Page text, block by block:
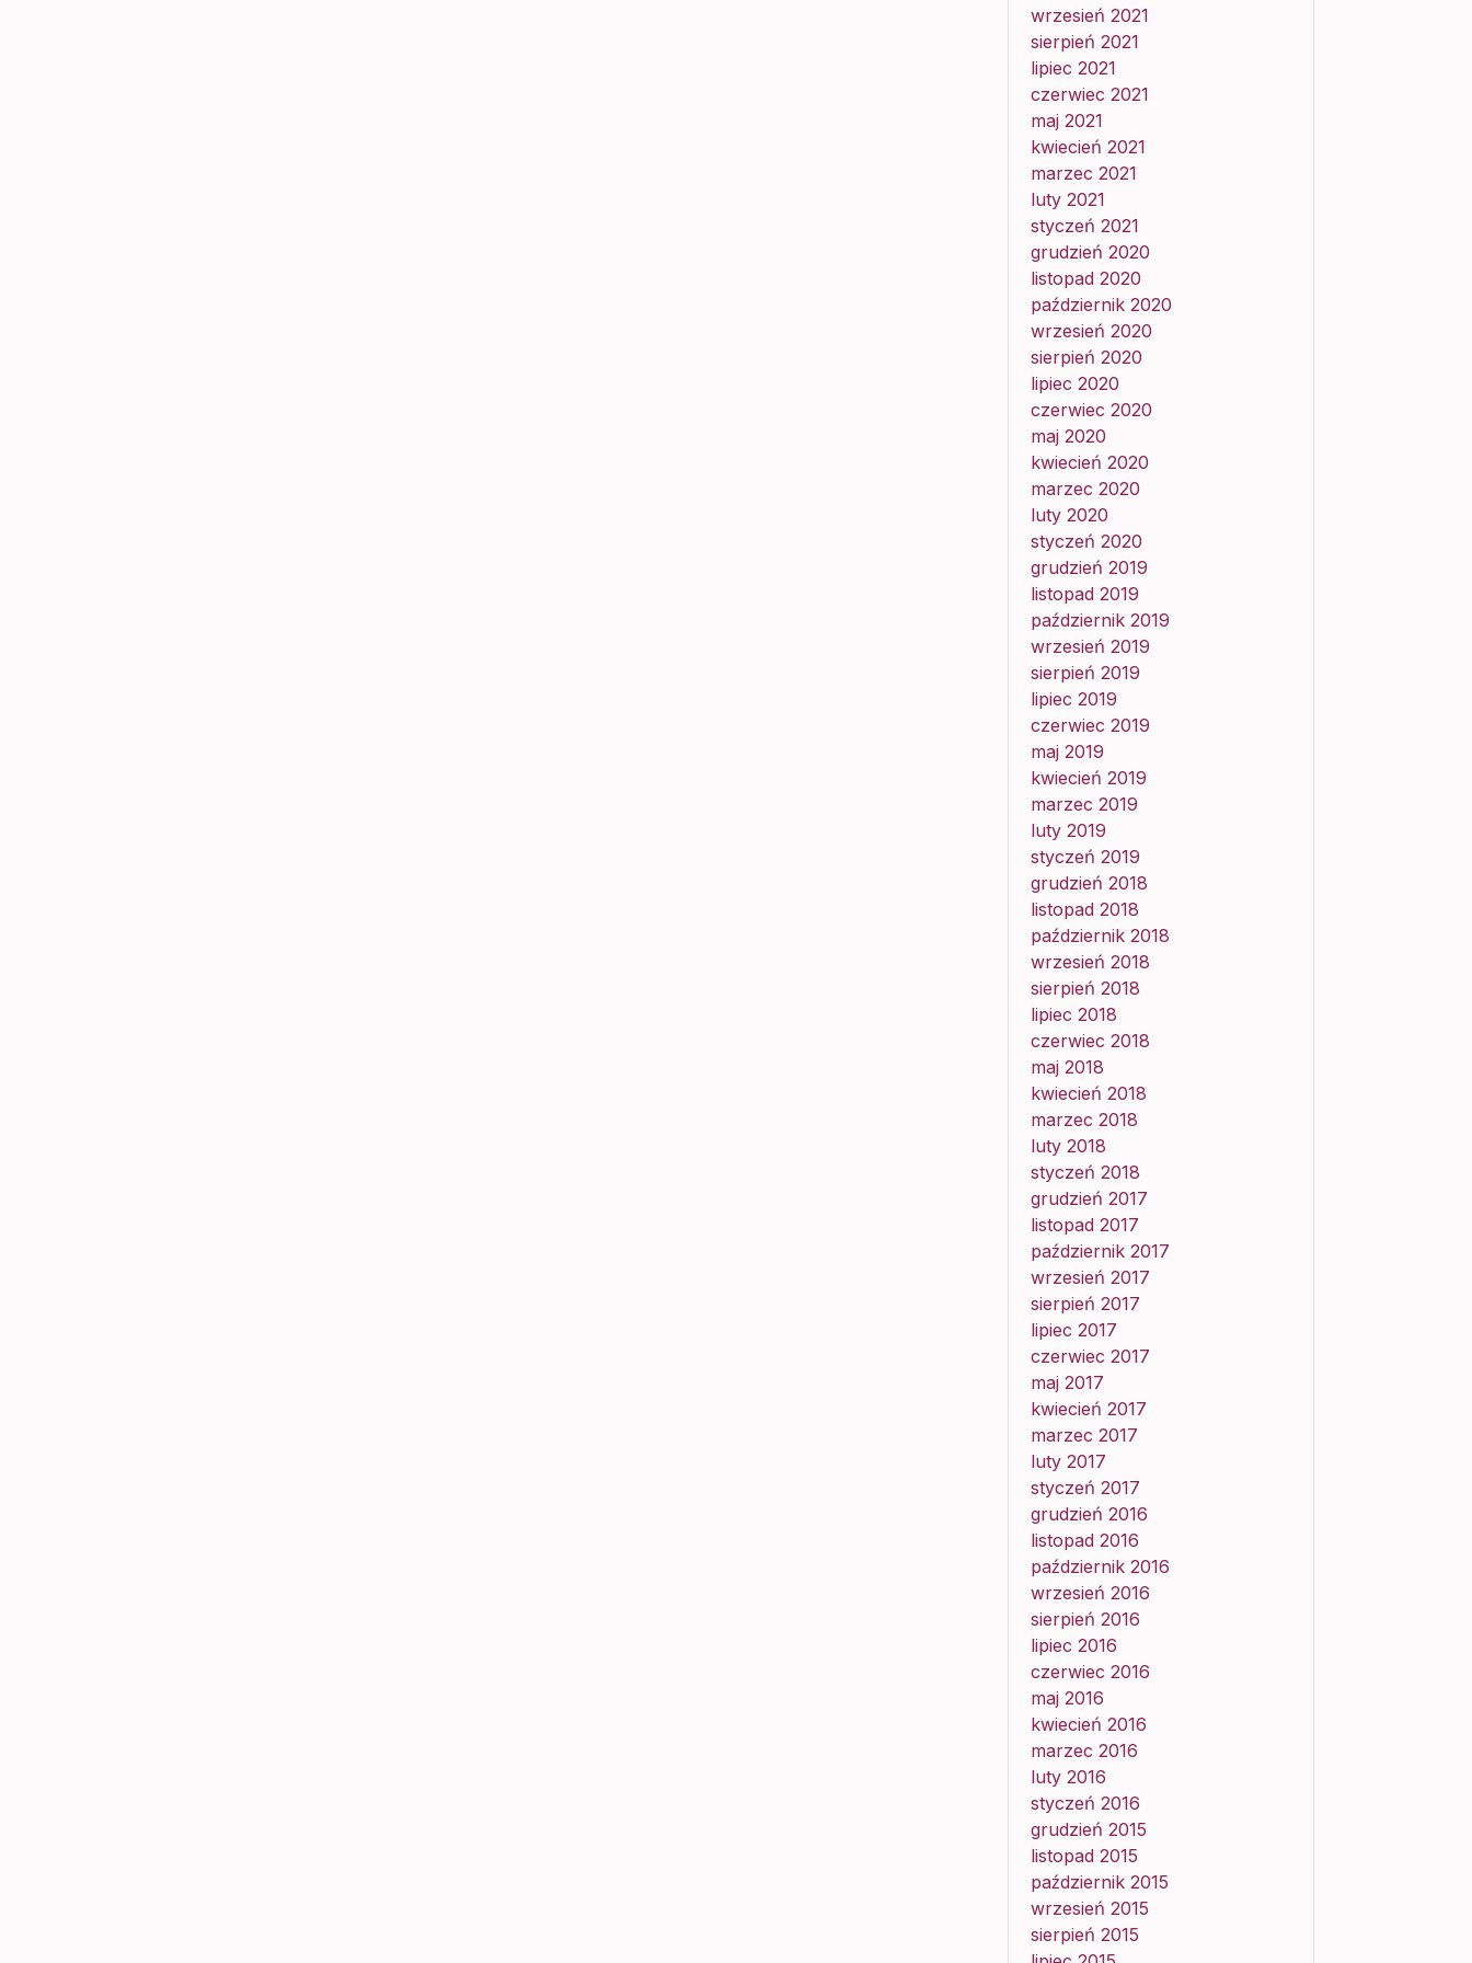
wrzesień 2021
sierpień 2021
lipiec 2021
czerwiec 2021
maj 2021
kwiecień 2021
marzec 2021
luty 2021
styczeń 2021
grudzień 2020
listopad 2020
październik 2020
wrzesień 2020
sierpień 2020
lipiec 2020
czerwiec 2020
maj 2020
kwiecień 2020
marzec 2020
luty 2020
styczeń 2020
grudzień 2019
listopad 2019
październik 2019
wrzesień 2019
sierpień 2019
lipiec 2019
czerwiec 2019
maj 2019
kwiecień 2019
marzec 2019
luty 2019
styczeń 2019
grudzień 2018
listopad 2018
październik 2018
wrzesień 2018
sierpień 2018
lipiec 2018
czerwiec 2018
maj 2018
kwiecień 2018
marzec 2018
luty 2018
styczeń 2018
grudzień 2017
listopad 2017
październik 2017
wrzesień 2017
sierpień 2017
lipiec 2017
czerwiec 2017
maj 2017
kwiecień 2017
marzec 2017
luty 2017
styczeń 2017
grudzień 2016
listopad 2016
październik 2016
wrzesień 2016
sierpień 2016
lipiec 2016
czerwiec 2016
maj 2016
kwiecień 2016
marzec 2016
luty 2016
styczeń 2016
grudzień 2015
listopad 2015
październik 2015
wrzesień 2015
sierpień 2015